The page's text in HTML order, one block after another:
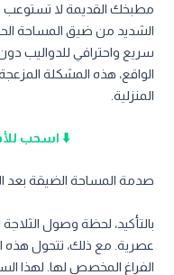
مطبخك القديمة لا تستوعب
الشديد من ضيق المساحة
سريع واحترافي للدواليب
الواقع، هذه المشكلة
المنزلية.
⬇️ اسحب
صدمة المساحة الضيقة بعد
بالتأكيد، لحظة وصول
عصرية. مع ذلك، تتحول
الفراغ المخصص لها. لهذا